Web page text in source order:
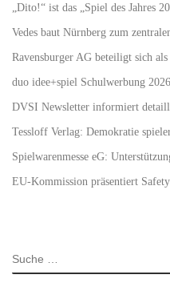
„Dito!“ ist das „Spiel des Jahres
Vedes baut Nürnberg zum
Ravensburger AG beteiligt sich
duo idee+spiel Schulwerbung 2026
DVSI Newsletter informiert
Tessloff Verlag: Demokratie
Spielwarenmesse eG:
EU-Kommission präsentiert
SUCHE